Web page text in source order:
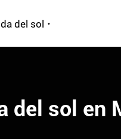
del sol
del sol en